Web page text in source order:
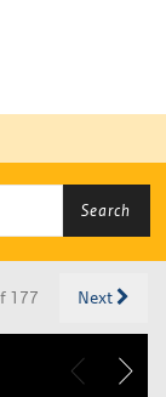
Search
177 Next